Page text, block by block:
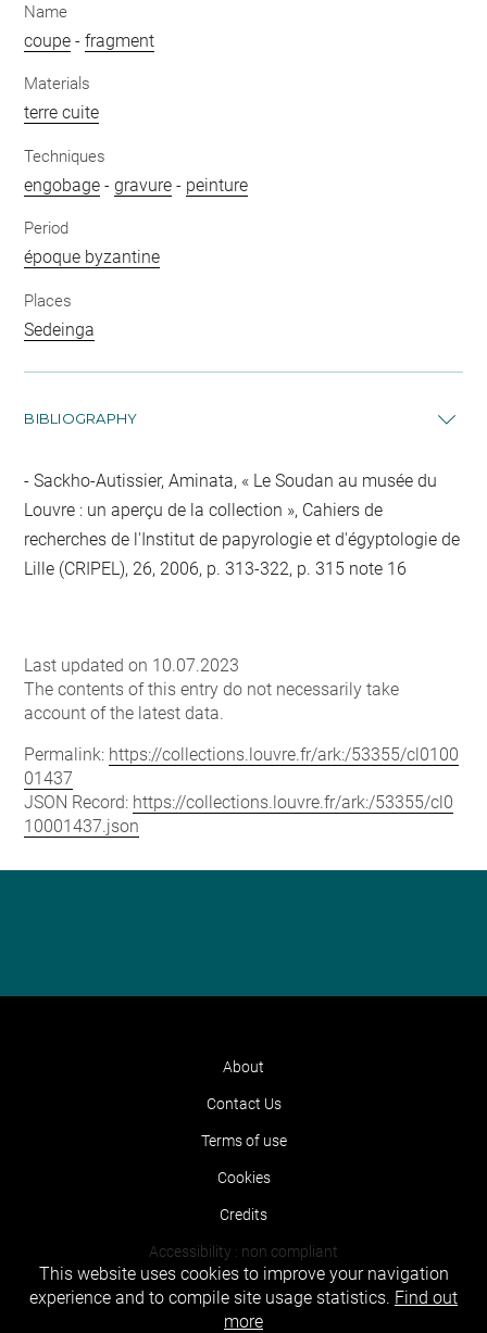
Name
coupe -fragment
Materials
terre cuite
Techniques
engobage -gravure - peinture
Period
époque byzantine
Places
Sedeinga
BIBLIOGRAPHY
Sackho-Autissier, Aminata, « Le Soudan au musée du
Louvre : un aperçu de la collection », Cahiers de
recherches de l'Institut de papyrologie et d'égyptologie de
Lille (CRIPEL), 26, 2006, p. 313-322, p. 315 note 16
Last updated on 10.07.2023
The contents of this entry do not necessarily take
account of the latest data.
Permalink: https://collections.louvre.fr/ark:/53355/cl0100
01437
JSON Record: https://collections.louvre.fr/ark:/53355/cl0
10001437.json
About
Contact Us
Terms of use
Cookies
Credits
Accessibility : non compliant
This website uses cookies to improve your navigation
experience and to compile site usage statistics. Find out
more